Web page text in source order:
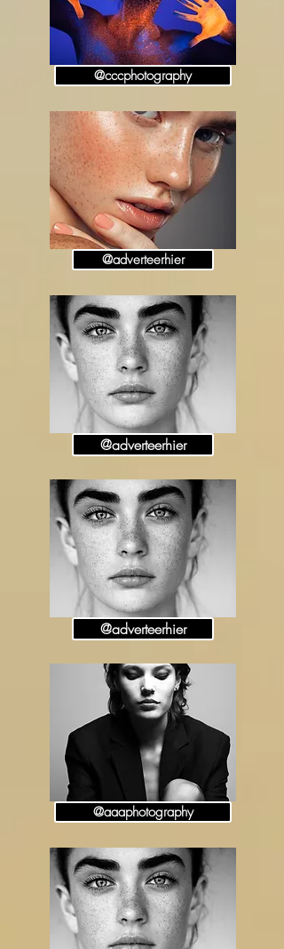
@cccphotography
@aaaphotography
@adverteerhier
@adverteerhier
@adverteerhier